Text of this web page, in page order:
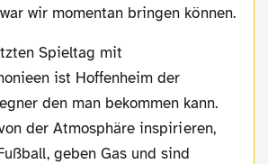
wir momentan bringen können.
Spieltag mit
ist Hoffenheim der
den man bekommen kann.
der Atmosphäre inspirieren,
geben Gas und sind